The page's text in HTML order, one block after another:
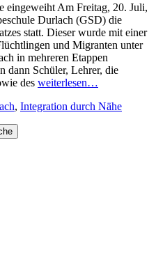
eingeweiht Am Freitag, 20. Juli,
Durlach (GSD) die
statt. Dieser wurde mit einer
und Migranten unter
in mehreren Etappen
dann Schüler, Lehrer, die
des weiterlesen…
, Integration durch Nähe